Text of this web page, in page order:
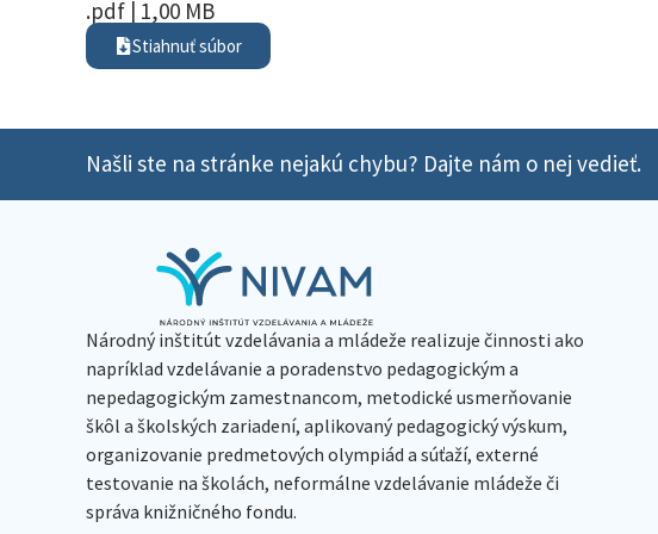
.pdf | 1,00 MB
Stiahnuť súbor
Našli ste na stránke nejakú chybu? Dajte nám o nej vedieť.
Národný inštitút vzdelávania a mládeže realizuje činnosti ako
napríklad vzdelávanie a poradenstvo pedagogickým a
nepedagogickým zamestnancom, metodické usmerňovanie
škôl a školských zariadení, aplikovaný pedagogický výskum,
organizovanie predmetových olympiád a súťaží, externé
testovanie na školách, neformálne vzdelávanie mládeže či
správa knižničného fondu.